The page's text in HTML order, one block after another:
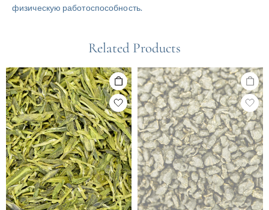
физическую работоспособность.
Related Products